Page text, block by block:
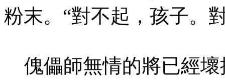
粉末。“對不起，孩子。
傀儡師無情的將已經壞